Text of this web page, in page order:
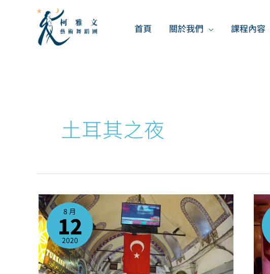
首頁 關於我們 課程內容
土耳其之夜
8 月
12
2020
關
於
參
台
藝
穗
節
的
二
三
事！